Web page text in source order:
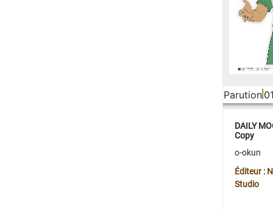
Parution
DAILY
Copy
o-okun
Éditeur :
Studio